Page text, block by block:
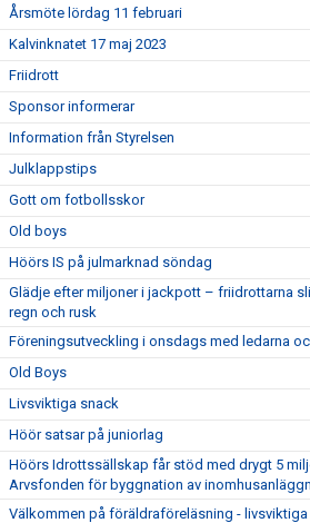
Årsmöte lördag 11 februari
Kalvinknatet 17 maj 2023
Friidrott
Sponsor informerar
Information från Styrelsen
Julklappstips
Gott om fotbollsskor
Old boys
Höörs IS på julmarknad söndag
Glädje efter miljoner i jackpott – friidrottarna
regn och rusk
Föreningsutveckling i onsdags med ledarna
Old Boys
Livsviktiga snack
Höör satsar på juniorlag
Höörs Idrottssällskap får stöd med drygt 5
Arvsfonden för byggnation av inomhusanläggn
Välkommen på föräldraföreläsning - livsviktiga